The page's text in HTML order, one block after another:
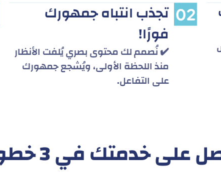
تجذب انتباه جمهورك
فورًا!
✔️ نُصمم لك محتوى بصري يُلفت الأنظار
منذ اللحظة الأولى، ويُشجع جمهورك
على التفاعل.
على خدمتك في 3 خطوات بسيطة!